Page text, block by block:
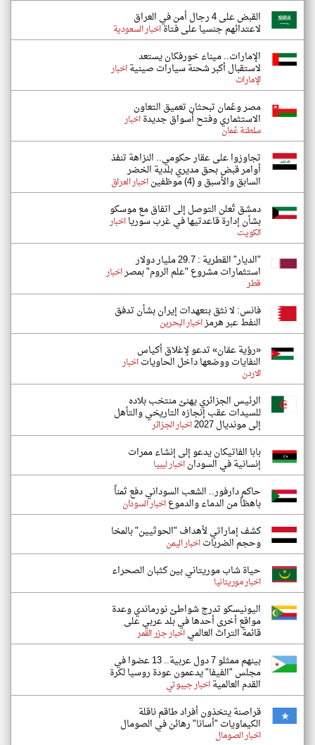
القبض على 4 رجال أمن في العراق
لاعتدائهم جنسيا على فتاةاخبار السعودية
الإمارات.. ميناء خورفكان يستعد
لاستقبال أكبر شحنة سيارات صينيةاخبار
الإمارات
مصر وعُمان تبحثان تعميق التعاون
الاستثماري وفتح أسواق جديدةاخبار
سلطنة عُمان
تجاوزوا على عقار حكومي.. النزاهة تنفذ
أوامر قبض بحق مديري بلدية الخضر
السابق والأسبق و (4) موظفين اخبار العراق
دمشق تُعلن التوصل إلى اتفاق مع موسكو
بشأن إدارة قاعدتيها في غرب سوريااخبار
الكويت
"الديار" القطرية : 29.7 مليار دولار
استثمارات مشروع "علم الروم" بمصراخبار
قطر
فانس: لا نثق بتعهدات إيران بشأن تدفق
النفط عبر هرمزاخبار البحرين
«رؤية عمّان» تدعو لإغلاق أكياس
النفايات ووضعها داخل الحاوياتاخبار
الاردن
الرئيس الجزائري يهنئ منتخب بلاده
للسيدات عقب إنجازه التاريخي والتأهل
إلى مونديال 2027 اخبار الجزائر
بابا الفاتيكان يدعو إلى إنشاء ممرات
إنسانية في السوداناخبار ليبيا
حاكم دارفور.. الشعب السوداني دفع ثمناً
باهظاً من الدماء والدموعاخبار السودان
كشف إماراتي لأهداف "الحوثيين" بالمخا
وحجم الضرباتاخبار اليمن
حياة شاب موريتاني بين كثبان الصحراء
اخبار موريتانيا
اليونيسكو تدرج شواطئ نورماندي وعدة
مواقع أخرى أحدها في بلد عربي على
قائمة التراث العالمياخبار جزر القمر
بينهم ممثلو 7 دول عربية.. 13 عضوا في
مجلس "الفيفا" يدعمون عودة روسيا لكرة
القدم العالميةاخبار جيبوتي
قراصنة يتخذون أفراد طاقم ناقلة
الكيماويات "أسانا" رهائن في الصومال
اخبار الصومال